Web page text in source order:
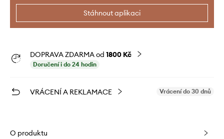
Stáhnout aplikaci
DOPRAVA ZDARMA od 1800 Kč
Doručení i do 24 hodin
VRÁCENÍ A REKLAMACE Vrácení do 30 dnů
O produktu